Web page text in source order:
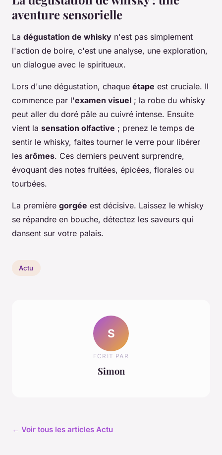
aventure sensorielle
La dégustation de whisky n'est pas simplement
l'action de boire, c'est une analyse, une exploration,
un dialogue avec le spiritueux.
Lors d'une dégustation, chaque étape est cruciale. Il
commence par l'examen visuel ; la robe du whisky
peut aller du doré pâle au cuivré intense. Ensuite
vient la sensation olfactive ; prenez le temps de
sentir le whisky, faites tourner le verre pour libérer
les arômes. Ces derniers peuvent surprendre,
évoquant des notes fruitées, épicées, florales ou
tourbées.
La première gorgée est décisive. Laissez le whisky
se répandre en bouche, détectez les saveurs qui
dansent sur votre palais.
Actu
S
ECRIT PAR
Simon
← Voir tous les articles Actu